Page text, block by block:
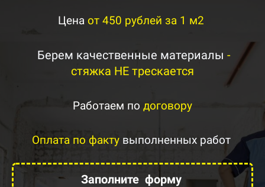
Цена от 450 рублей за 1 м2
Берем качественные материалы -
стяжка НЕ трескается
Работаем по договору
Оплата по факту выполненных работ
Заполните форму